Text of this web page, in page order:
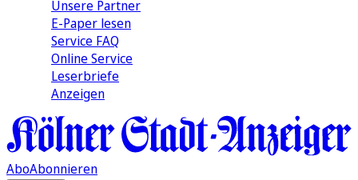
Unsere Partner
E-Paper lesen
Service FAQ
Online Service
Leserbriefe
Anzeigen
AboAbonnieren